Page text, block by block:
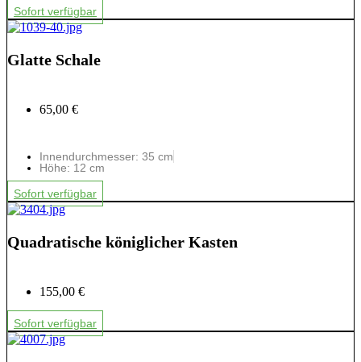
Sofort verfügbar
Glatte Schale
65,00 €
Innendurchmesser: 35 cm
Höhe: 12 cm
Sofort verfügbar
Quadratische königlicher Kasten
155,00 €
Sofort verfügbar